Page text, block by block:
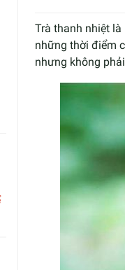
Trà thanh nhiệt
những thời điểm
nhưng không